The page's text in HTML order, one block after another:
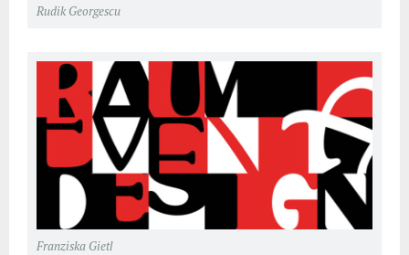
Rudik Georgescu
Franziska Gietl